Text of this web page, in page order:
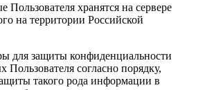
Пользователя хранятся на сервере
на территории Российской
для защиты конфиденциальности
Пользователя согласно порядку,
такого рода информации в